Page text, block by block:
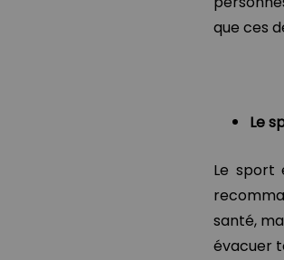
que ces
Le
Le sport
santé,
évacuer